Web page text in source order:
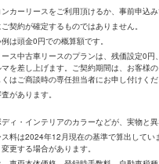
カーリースをご利用頂けるか、事前申込み
契約が確定するものではありません。
は頭金0円での概算額です。
ス中古車リースのプランは、残価設定0
を差し上げます。ご契約期間は、お客様
はご商談時の専任担当者にお申し付けくだ
があります。
ィ・インテリアのカラーなどが、実物と異
料は2024年12月現在の基準で算出してい
更する場合があります。